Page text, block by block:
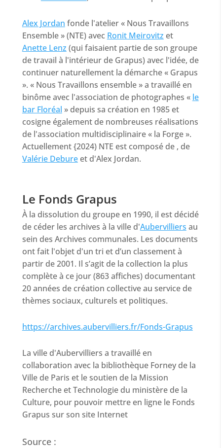
Alex Jordan fonde l'atelier « Nous Travaillons
Ensemble » (NTE) avec Ronit Meirovitz et
Anette Lenz (qui faisaient partie de son groupe
de travail à l'intérieur de Grapus) avec l'idée, de
continuer naturellement la démarche « Grapus
». « Nous Travaillons ensemble » a travaillé en
binôme avec l'association de photographes « le
bar Floréal » depuis sa création en 1985 et
cosigne également de nombreuses réalisations
de l'association multidisciplinaire « la Forge ».
Actuellement {2024) NTE est composé de , de
Valérie Debure et d'Alex Jordan.
Le Fonds Grapus
À la dissolution du groupe en 1990, il est décidé
de céder les archives à la ville d'Aubervilliers au
sein des Archives communales. Les documents
ont fait l'objet d'un tri et d’un classement à
partir de 2001. Il s’agit de la collection la plus
complète à ce jour (863 affiches) documentant
20 années de création collective au service de
thèmes sociaux, culturels et politiques.
https://archives.aubervilliers.fr/Fonds-Grapus
La ville d'Aubervilliers a travaillé en
collaboration avec la bibliothèque Forney de la
Ville de Paris et le soutien de la Mission
Recherche et Technologie du ministère de la
Culture, pour pouvoir mettre en ligne le Fonds
Grapus sur son site Internet
Source :